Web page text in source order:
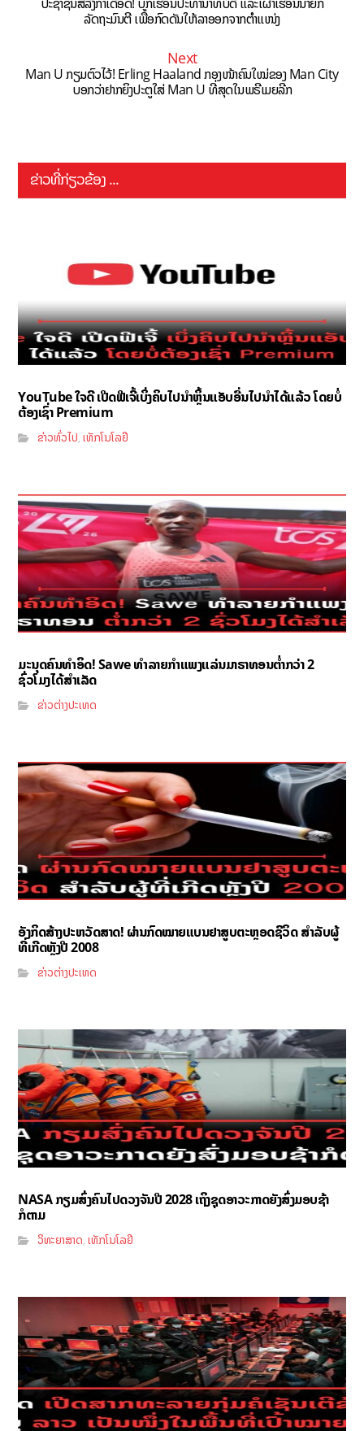
ລັດຖະມົນຕີ ເພື່ອກົດດັນໃຫ້ລາອອກຈາກຕໍາແໜ່ງ
Next
Man U ກຽມຕົວໄວ້! Erling Haaland ກອງໜ້າຄົນໃໝ່ຂອງ Man City
ບອກວ່າຢາກຍິງປະຕູໃສ່ Man U ທີ່ສຸດໃນພຣີເມຍລີກ
ຂ່າວທີ່ກ່ຽວຂ້ອງ ...
YouTube ໃຈດີ ເປີດຟີເຈີ້ເບິ່ງຄິບໄປນຳຫຼິ້ນແອັບອື່ນໄປນຳໄດ້ແລ້ວ ໂດຍບໍ່
ຕ້ອງເຊົ່າ Premium
ຂ່າວທົ່ວໄປ,ເທັກໂນໂລຢີ
ມະນຸດຄົນທຳອິດ! Sawe ທຳລາຍກຳແພງແລ່ນມາຣາທອນຕ່ຳກວ່າ 2
ຊົ່ວໂມງໄດ້ສຳເລັດ
ຂ່າວຕ່າງປະເທດ
ອັງກິດສ້າງປະຫວັດສາດ! ຜ່ານກົດໝາຍແບນຢາສູບຕະຫຼອດຊີວິດ ສຳລັບຜູ້
ທີ່ເກີດຫຼັງປີ 2008
ຂ່າວຕ່າງປະເທດ
NASA ກຽມສົ່ງຄົນໄປດວງຈັນປີ 2028 ເຖິງຊຸດອາວະກາດຍັງສົ່ງມອບຊ້າ
ກໍຕາມ
ວິທະຍາສາດ,ເທັກໂນໂລຢີ